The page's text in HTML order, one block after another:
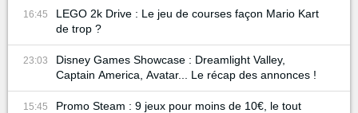
16:45
LEGO 2k Drive : Le jeu de courses façon Mario Kart
de trop ?
23:03
Disney Games Showcase : Dreamlight Valley,
Captain America, Avatar... Le récap des annonces !
15:45
Promo Steam : 9 jeux pour moins de 10€, le tout